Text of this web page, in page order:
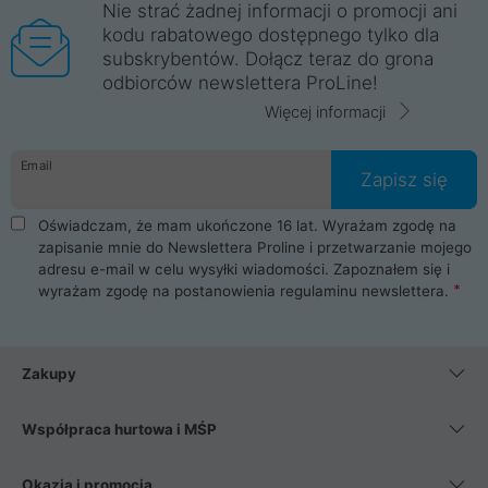
Nie strać żadnej informacji o promocji ani
kodu rabatowego dostępnego tylko dla
subskrybentów. Dołącz teraz do grona
odbiorców newslettera ProLine!
Więcej informacji
Email
Zapisz się
Oświadczam, że mam ukończone 16 lat. Wyrażam zgodę na
zapisanie mnie do Newslettera Proline i przetwarzanie mojego
adresu e-mail w celu wysyłki wiadomości. Zapoznałem się i
wyrażam zgodę na postanowienia regulaminu newslettera.
Zakupy
Współpraca hurtowa i MŚP